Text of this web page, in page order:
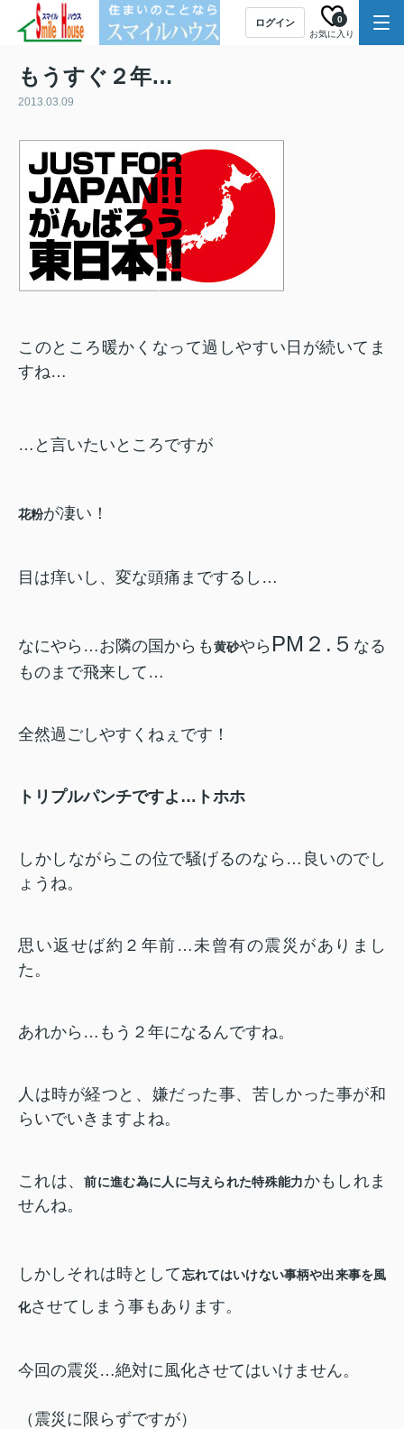
ログイン
お気に入り
0
もうすぐ２年…
2013.03.09
このところ暖かくなって過しやすい日が続いてま
すね…
…と言いたいところですが
花粉が凄い！
目は痒いし、変な頭痛までするし…
なにやら…お隣の国からも黄砂やら PM２.５ なる
ものまで飛来して…
全然過ごしやすくねぇです！
トリプルパンチですよ…トホホ
しかしながらこの位で騒げるのなら…良いのでし
ょうね。
思い返せば約２年前…未曾有の震災がありまし
た。
あれから…もう２年になるんですね。
人は時が経つと、嫌だった事、苦しかった事が和
らいでいきますよね。
これは、前に進む為に人に与えられた特殊能力かもしれま
せんね。
しかしそれは時として忘れてはいけない事柄や出来事を風
化させてしまう事もあります。
今回の震災…絶対に風化させてはいけません。
（震災に限らずですが）